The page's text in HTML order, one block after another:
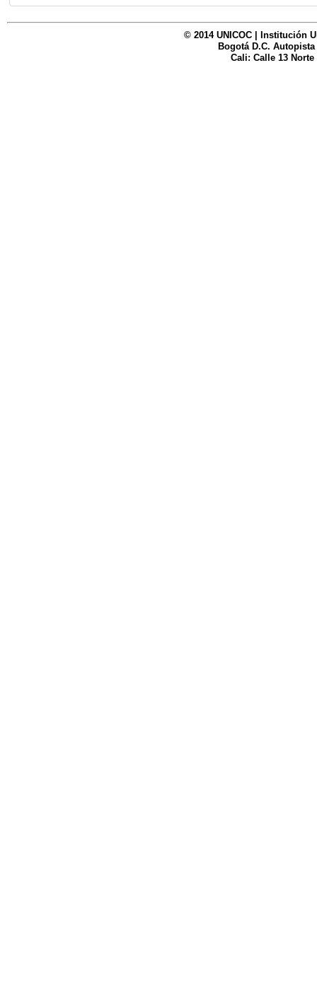
© 2014 UNICOC | Institución
Bogotá D.C. Autopista
Cali: Calle 13 Norte